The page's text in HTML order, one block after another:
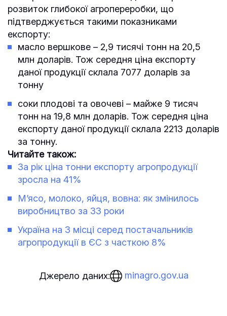
розвиток глибокої агропереробки, що
підтверджується такими показниками
експорту:
масло вершкове – 2,9 тисячі тонн на 20,5
млн доларів. Тож середня ціна експорту
даної продукції склала 7077 доларів за
тонну
соки плодові та овочеві – майже 9 тисяч
тонн на 19,8 млн доларів. Тож середня ціна
експорту даної продукції склала 2213 доларів
за тонну.
Читайте також:
За рік ціна тонни експорту агропродукції
зросла на 41%
М’ясо, молоко, яйця, вовна: як змінилось
виробництво за 33 роки
Україна на 3 місці серед постачальників
агропродукції в ЄС з часткою 8%
Джерело даних: minagro.gov.ua